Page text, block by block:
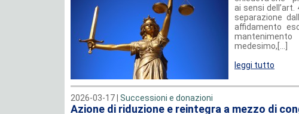
ai sensi
separazione
affidamento
medesimo,[...]
leggi tutto
2026-03-17 | Successioni e donazioni
Azione di riduzione e reintegra a mezzo di